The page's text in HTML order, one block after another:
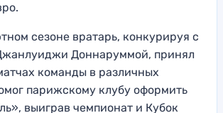
сезоне вратарь, конкурируя с
Доннаруммой, принял
команды в различных
парижскому клубу оформить
выиграв чемпионат и Кубок